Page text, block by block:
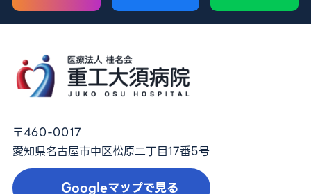
〒460-0017
愛知県名古屋市中区松原二丁目17番5号
Googleマップで見る